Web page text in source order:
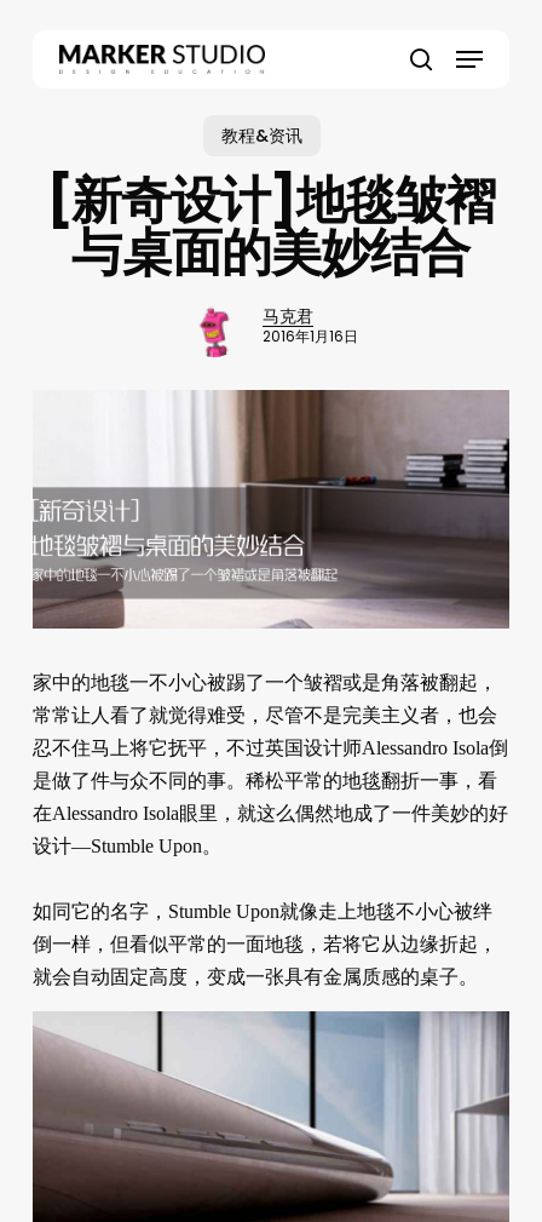
Menu
教程&资讯
[新奇设计]地毯皱褶
与桌面的美妙结合
马克君
2016年1月16日
家中的地毯一不小心被踢了一个皱褶或是角落被翻起，
常常让人看了就觉得难受，尽管不是完美主义者，也会
忍不住马上将它抚平，不过英国设计师Alessandro Isola倒
是做了件与众不同的事。稀松平常的地毯翻折一事，看
在Alessandro Isola眼里，就这么偶然地成了一件美妙的好
设计—Stumble Upon。
如同它的名字，Stumble Upon就像走上地毯不小心被绊
倒一样，但看似平常的一面地毯，若将它从边缘折起，
就会自动固定高度，变成一张具有金属质感的桌子。